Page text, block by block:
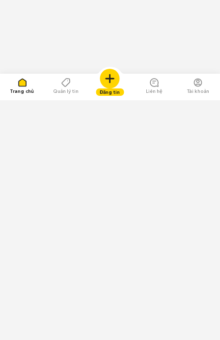
Trang chủ Quản lý tin Đăng tin Liên hệ Tài khoản